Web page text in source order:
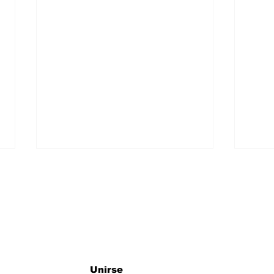
LANZA SECTUR
Unirse